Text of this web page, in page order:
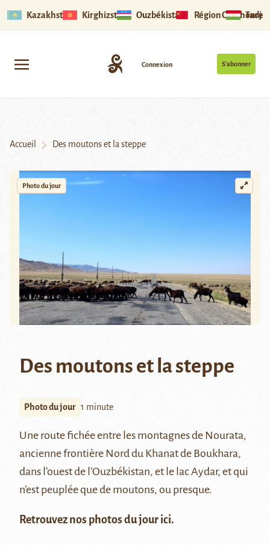
Kazakhstan Kirghizstan Ouzbékistan Région Ouïghoure
S’abonner
Connexion
Accueil Des moutons et la steppe
Photo du jour
Des moutons et la steppe
Photo du jour 1 minute
Une route fichée entre les montagnes de Nourata,
ancienne frontière Nord du Khanat de Boukhara,
dans l’ouest de l’Ouzbékistan, et le lac Aydar, et qui
n’est peuplée que de moutons, ou presque.
Retrouvez nos photos du jour ici.